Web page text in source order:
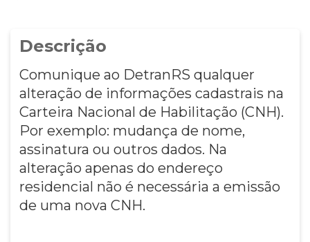
Descrição
Comunique ao DetranRS qualquer
alteração de informações cadastrais na
Carteira Nacional de Habilitação (CNH).
Por exemplo: mudança de nome,
assinatura ou outros dados. Na
alteração apenas do endereço
residencial não é necessária a emissão
de uma nova CNH.